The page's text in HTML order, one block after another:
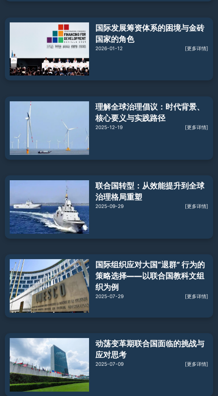
国际发展筹资体系的困境与金砖
国家的角色
2026-01-12 [更多详情]
理解全球治理倡议：时代背景、
核心要义与实践路径
2025-12-19 [更多详情]
联合国转型：从效能提升到全球
治理格局重塑
2025-09-29 [更多详情]
国际组织应对大国“退群” 行为的
策略选择——以联合国教科文组
织为例
2025-07-29 [更多详情]
动荡变革期联合国面临的挑战与
应对思考
2025-07-09 [更多详情]